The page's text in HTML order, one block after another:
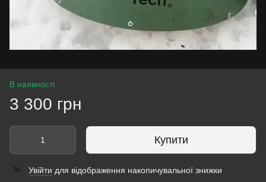
В наявності
3 300 грн
Купити
% Увійти для відображення накопичувальної знижки